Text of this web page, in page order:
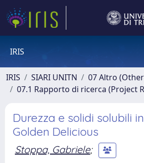
IRIS
IRIS SIARI UNITN
07 Altro
07.1 Rapporto di ricerca (Project
Durezza e solidi solubili
Golden Delicious
Stoppa, Gabriele;